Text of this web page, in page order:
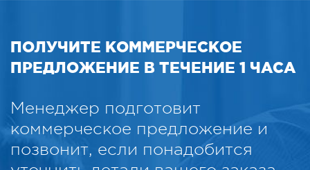
ПОЛУЧИТЕ КОММЕРЧЕСКОЕ
ПРЕДЛОЖЕНИЕ В ТЕЧЕНИЕ 1 ЧАСА
Менеджер подготовит
коммерческое предложение и
позвонит, если понадобится